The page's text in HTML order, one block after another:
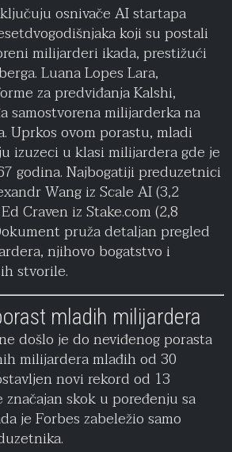
osnivače AI startapa
koji su postali
milijarderi ikada, prestižući
Luana Lopes Lara,
za predviđanja Kalshi,
samostvorena milijarderka na
Uprkos ovom porastu, mladi
izuzeci u klasi milijardera gde je
godina. Najbogatiji preduzetnici
Wang iz Scale AI (3,2
Craven iz Stake.com (2,8
pruža detaljan pregled
njihovo bogatstvo i
stvorile.
mladih milijardera
došlo je do neviđenog porasta
milijardera mlađih od 30
novi rekord od 13
značajan skok u poređenju sa
je Forbes zabeležio samo